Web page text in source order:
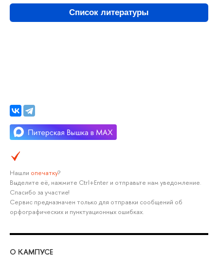
Список литературы
Нашли опечатку?
Выделите её, нажмите Ctrl+Enter и отправьте нам уведомление.
Спасибо за участие!
Сервис предназначен только для отправки сообщений об
орфографических и пунктуационных ошибках.
О КАМПУСЕ